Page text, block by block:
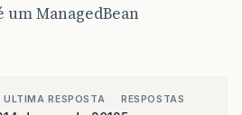
um ManagedBean
ULTIMA RESPOSTA RESPOSTAS